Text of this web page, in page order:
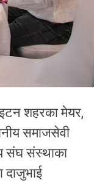
शहरका मेयर,
समाजसेवी
संघ संस्थाका
दाजुभाई